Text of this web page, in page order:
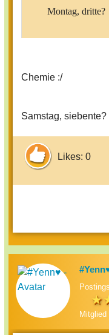
Montag, dritte?
Chemie :/
Samstag, siebente?
Likes: 0